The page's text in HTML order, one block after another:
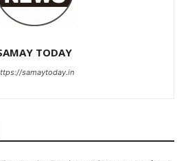
TODAY
samaytoday.in